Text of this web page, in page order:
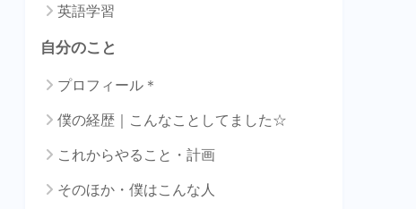
英語学習
自分のこと
プロフィール＊
僕の経歴｜こんなことしてました☆
これからやること・計画
そのほか・僕はこんな人